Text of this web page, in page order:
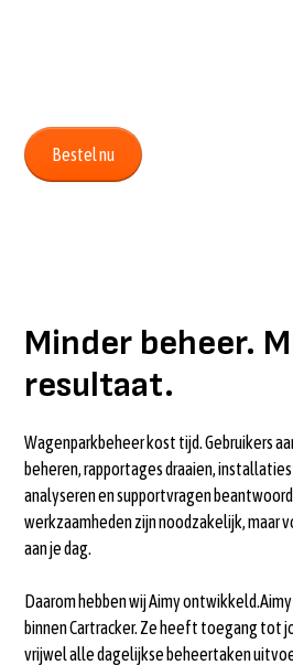
Bestel nu
Minder beheer.
resultaat.
Wagenparkbeheer kost tijd. Gebruikers
beheren, rapportages draaien,
analyseren en supportvragen
werkzaamheden zijn noodzakelijk, maar
aan je dag.
Daarom hebben wij Aimy
binnen Cartracker. Ze heeft toegang tot
vrijwel alle dagelijkse beheertaken